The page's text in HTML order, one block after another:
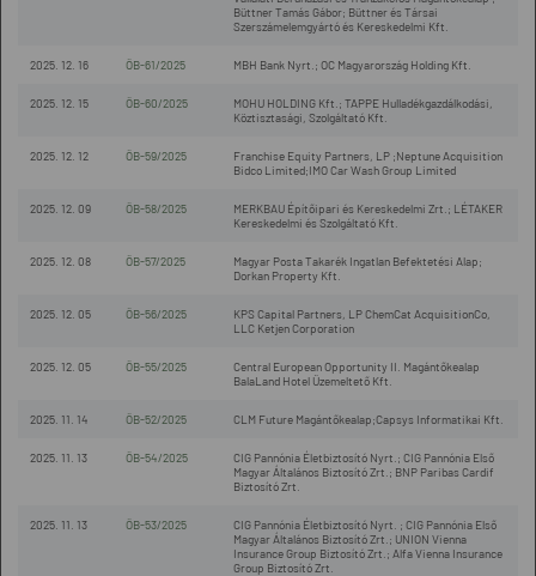
Büttner Tamás Gábor; Büttner és Társai
Szerszámelemgyártó és Kereskedelmi Kft.
2025. 12. 16 ÖB-61/2025 MBH Bank Nyrt.; OC Magyarország Holding Kft.
2025. 12. 15 ÖB-60/2025
MOHU HOLDING Kft.; TAPPE Hulladékgazdálkodási,
Köztisztasági, Szolgáltató Kft.
2025. 12. 12 ÖB-59/2025
Franchise Equity Partners, LP ;Neptune Acquisition
Bidco Limited;IMO Car Wash Group Limited
2025. 12. 09 ÖB-58/2025
MERKBAU Építőipari és Kereskedelmi Zrt.; LÉTAKER
Kereskedelmi és Szolgáltató Kft.
2025. 12. 08 ÖB-57/2025
Magyar Posta Takarék Ingatlan Befektetési Alap;
Dorkan Property Kft.
2025. 12. 05 ÖB-56/2025
KPS Capital Partners, LP ChemCat AcquisitionCo,
LLC Ketjen Corporation
2025. 12. 05 ÖB-55/2025
Central European Opportunity II. Magántőkealap
BalaLand Hotel Üzemeltető Kft.
2025. 11. 14 ÖB-52/2025 CLM Future Magántőkealap;Capsys Informatikai Kft.
2025. 11. 13 ÖB-54/2025
CIG Pannónia Életbiztosító Nyrt.; CIG Pannónia Első
Magyar Általános Biztosító Zrt.; BNP Paribas Cardif
Biztosító Zrt.
2025. 11. 13 ÖB-53/2025
CIG Pannónia Életbiztosító Nyrt. ; CIG Pannónia Első
Magyar Általános Biztosító Zrt.; UNION Vienna
Insurance Group Biztosító Zrt.; Alfa Vienna Insurance
Group Biztosító Zrt.